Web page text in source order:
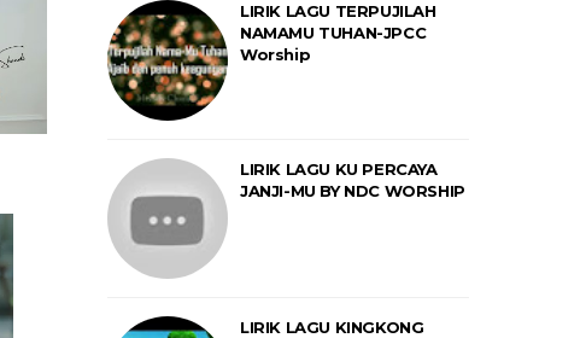
LIRIK LAGU TERPUJILAH
NAMAMU TUHAN-JPCC
Worship
LIRIK LAGU KU PERCAYA
JANJI-MU BY NDC WORSHIP
LIRIK LAGU KINGKONG